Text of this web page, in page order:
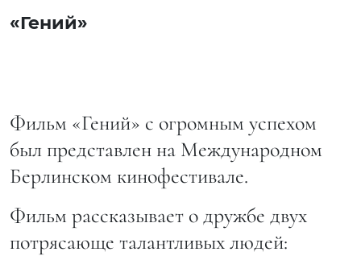
«Гений»
Фильм «Гений» с огромным успехом
был представлен на Международном
Берлинском кинофестивале.
Фильм рассказывает о дружбе двух
потрясающе талантливых людей: